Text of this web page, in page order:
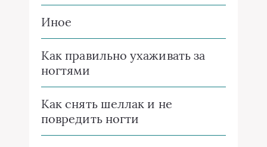
Иное
Как правильно ухаживать за
ногтями
Как снять шеллак и не
повредить ногти